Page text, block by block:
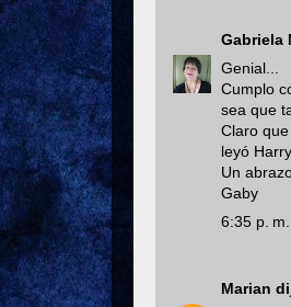
Gabriela
Genial...
Cumplo
sea que
Claro
leyó
Un
Gaby
6:35 p. m.
Marian